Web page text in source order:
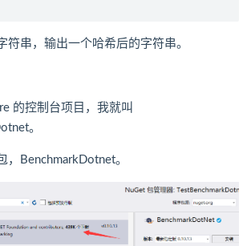
符串，输出一个哈希后的字符串。
的控制台项目，我就叫
。
，BenchmarkDotnet。